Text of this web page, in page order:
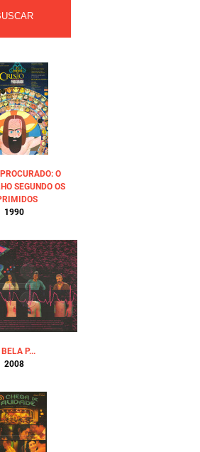
O
SEGUNDO OS
1990
P...
2008